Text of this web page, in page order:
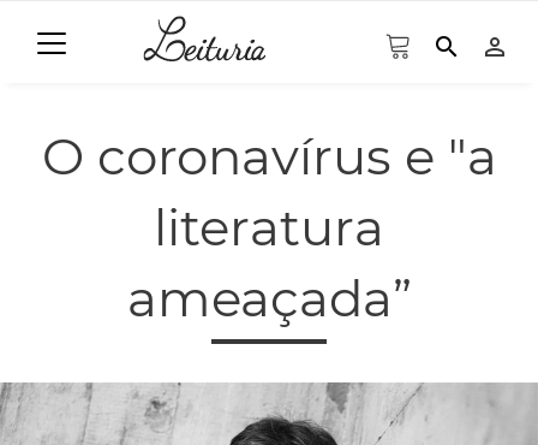
search person_outline
O coronavírus e "a
literatura
ameaçada”